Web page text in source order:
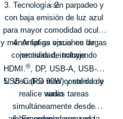
＜2.
3. Tecnología sin parpadeo y
con baja emisión de luz azul
para mayor comodidad ocular
y menor fatiga visual en largas
jornadas de trabajo.
4. Amplias opciones de
conectividad, incluyendo
HDMI.®, DP, USB-A, USB-B,
USB-C (PD 90W) y salida de
audio
5. Visualice más contenido y
realice varias tareas
simultáneamente desde